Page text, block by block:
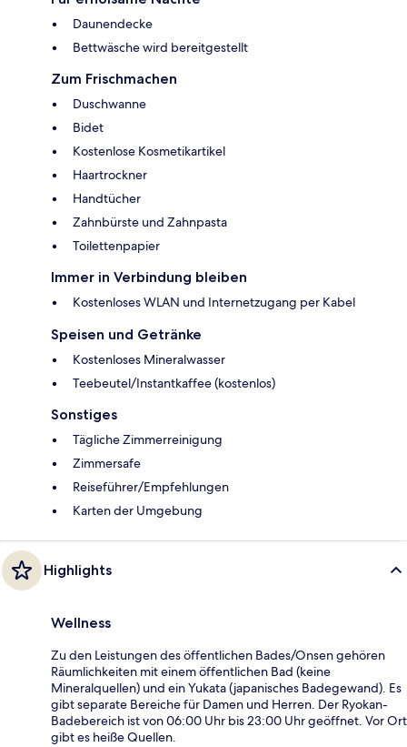
Daunendecke
Bettwäsche wird bereitgestellt
Zum Frischmachen
Duschwanne
Bidet
Kostenlose Kosmetikartikel
Haartrockner
Handtücher
Zahnbürste und Zahnpasta
Toilettenpapier
Immer in Verbindung bleiben
Kostenloses WLAN und Internetzugang per Kabel
Speisen und Getränke
Kostenloses Mineralwasser
Teebeutel/Instantkaffee (kostenlos)
Sonstiges
Tägliche Zimmerreinigung
Zimmersafe
Reiseführer/Empfehlungen
Karten der Umgebung
Highlights
Wellness
Zu den Leistungen des öffentlichen Bades/Onsen gehören
Räumlichkeiten mit einem öffentlichen Bad (keine
Mineralquellen) und ein Yukata (japanisches Badegewand). Es
gibt separate Bereiche für Damen und Herren. Der Ryokan-
Badebereich ist von 06:00 Uhr bis 23:00 Uhr geöffnet. Vor Ort
gibt es heiße Quellen.